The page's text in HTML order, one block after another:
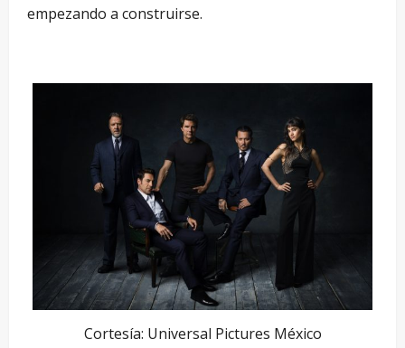
empezando a construirse.
Cortesía: Universal Pictures México